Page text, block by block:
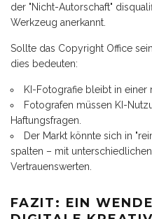
der "Nicht-Autorschaft"
Werkzeug anerkannt.
Sollte das Copyright Office
dies bedeuten:
KI-Fotografie bleibt in einer
Fotografen müssen KI-
Haftungsfragen.
Der Markt könnte sich in
spalten – mit
Vertrauenswerten.
FAZIT: EIN